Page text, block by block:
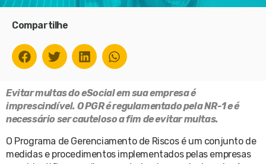
Compartilhe
Evitar multas do eSocial em sua empresa é
imprescindível. O PGR é regulamentado pela NR-1 e é
necessário ser cauteloso a fim de evitar multas.
O Programa de Gerenciamento de Riscos é um conjunto de
medidas e procedimentos implementados pelas empresas